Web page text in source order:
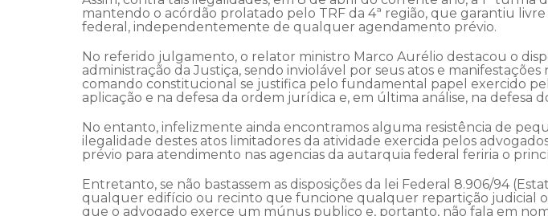
mantendo o acórdão prolatado pelo TRF da 4ª região, que garantiu
federal, independentemente de qualquer agendamento prévio.
No referido julgamento, o relator ministro Marco Aurélio destacou o
administração da Justiça, sendo inviolável por seus atos e
comando constitucional se justifica pelo fundamental papel exercido
aplicação e na defesa da ordem jurídica e, em última análise, na defesa
No entanto, infelizmente ainda encontramos alguma resistência de
ilegalidade destes atos limitadores da atividade exercida pelos
prévio para atendimento nas agencias da autarquia federal feriria o
Entretanto, se não bastassem as disposições da lei Federal 8.906/94
qualquer edifício ou recinto que funcione qualquer repartição judicial
que o advogado exerce um múnus publico e, portanto, não fala em